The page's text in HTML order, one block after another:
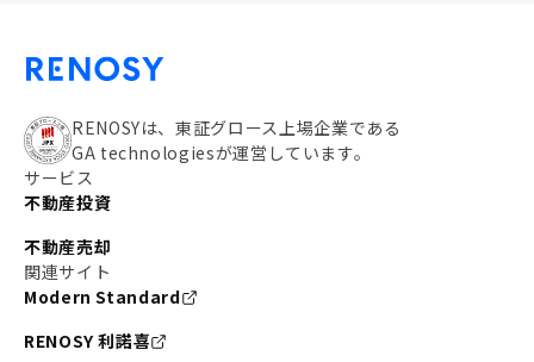
RENOSYは、東証グロース上場企業である
GA technologiesが運営しています。
サービス
不動産投資
不動産売却
関連サイト
Modern Standard
RENOSY 利諾喜